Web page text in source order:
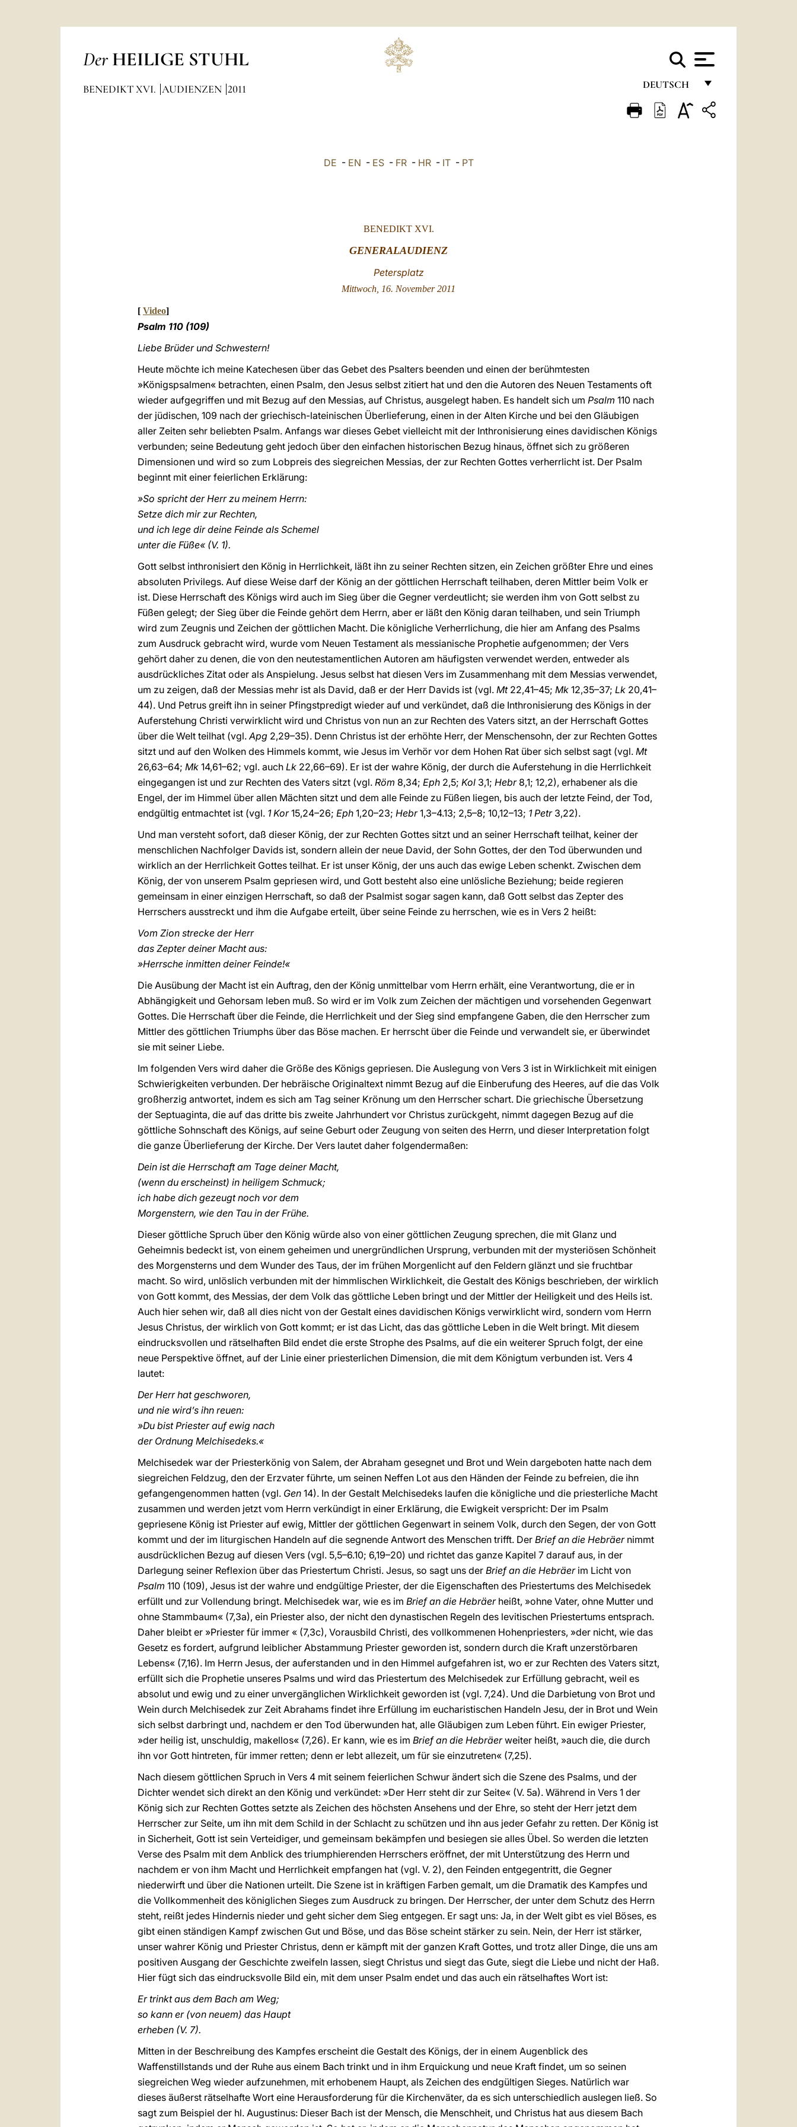
Der HEILIGE STUHL
DEUTSCH
FRANÇAIS
BENEDIKT XVI. AUDIENZEN 2011
DE - EN - ES- FR- HR- IT- PT
BENEDIKT XVI.
GENERALAUDIENZ
Petersplatz
Mittwoch, 16. November 2011
[ Video]
Psalm 110 (109)
Liebe Brüder und Schwestern!
Heute möchte ich meine Katechesen über das Gebet des Psalters beenden und einen der berühmtesten
»Königspsalmen« betrachten, einen Psalm, den Jesus selbst zitiert hat und den die Autoren des Neuen Testaments oft
wieder aufgegriffen und mit Bezug auf den Messias, auf Christus, ausgelegt haben. Es handelt sich um Psalm 110 nach
der jüdischen, 109 nach der griechisch-lateinischen Überlieferung, einen in der Alten Kirche und bei den Gläubigen
aller Zeiten sehr beliebten Psalm. Anfangs war dieses Gebet vielleicht mit der Inthronisierung eines davidischen Königs
verbunden; seine Bedeutung geht jedoch über den einfachen historischen Bezug hinaus, öffnet sich zu größeren
Dimensionen und wird so zum Lobpreis des siegreichen Messias, der zur Rechten Gottes verherrlicht ist. Der Psalm
beginnt mit einer feierlichen Erklärung:
»So spricht der Herr zu meinem Herrn:
Setze dich mir zur Rechten,
und ich lege dir deine Feinde als Schemel
unter die Füße« (V. 1).
Gott selbst inthronisiert den König in Herrlichkeit, läßt ihn zu seiner Rechten sitzen, ein Zeichen größter Ehre und eines
absoluten Privilegs. Auf diese Weise darf der König an der göttlichen Herrschaft teilhaben, deren Mittler beim Volk er
ist. Diese Herrschaft des Königs wird auch im Sieg über die Gegner verdeutlicht; sie werden ihm von Gott selbst zu
Füßen gelegt; der Sieg über die Feinde gehört dem Herrn, aber er läßt den König daran teilhaben, und sein Triumph
wird zum Zeugnis und Zeichen der göttlichen Macht. Die königliche Verherrlichung, die hier am Anfang des Psalms
zum Ausdruck gebracht wird, wurde vom Neuen Testament als messianische Prophetie aufgenommen; der Vers
gehört daher zu denen, die von den neutestamentlichen Autoren am häufigsten verwendet werden, entweder als
ausdrückliches Zitat oder als Anspielung. Jesus selbst hat diesen Vers im Zusammenhang mit dem Messias verwendet,
um zu zeigen, daß der Messias mehr ist als David, daß er der Herr Davids ist (vgl. Mt 22,41–45; Mk 12,35–37; Lk 20,41–
44). Und Petrus greift ihn in seiner Pfingstpredigt wieder auf und verkündet, daß die Inthronisierung des Königs in der
Auferstehung Christi verwirklicht wird und Christus von nun an zur Rechten des Vaters sitzt, an der Herrschaft Gottes
über die Welt teilhat (vgl.Apg 2,29–35). Denn Christus ist der erhöhte Herr, der Menschensohn, der zur Rechten Gottes
sitzt und auf den Wolken des Himmels kommt, wie Jesus im Verhör vor dem Hohen Rat über sich selbst sagt (vgl. Mt
26,63–64; Mk 14,61–62; vgl. auch Lk 22,66–69). Er ist der wahre König, der durch die Auferstehung in die Herrlichkeit
eingegangen ist und zur Rechten des Vaters sitzt (vgl. Röm 8,34; Eph 2,5; Kol 3,1; Hebr 8,1; 12,2), erhabener als die
Engel, der im Himmel über allen Mächten sitzt und dem alle Feinde zu Füßen liegen, bis auch der letzte Feind, der Tod,
endgültig entmachtet ist (vgl. 1 Kor15,24–26; Eph 1,20–23; Hebr1,3–4.13; 2,5–8; 10,12–13; 1 Petr 3,22).
Und man versteht sofort, daß dieser König, der zur Rechten Gottes sitzt und an seiner Herrschaft teilhat, keiner der
menschlichen Nachfolger Davids ist, sondern allein der neue David, der Sohn Gottes, der den Tod überwunden und
wirklich an der Herrlichkeit Gottes teilhat. Er ist unser König, der uns auch das ewige Leben schenkt. Zwischen dem
König, der von unserem Psalm gepriesen wird, und Gott besteht also eine unlösliche Beziehung; beide regieren
gemeinsam in einer einzigen Herrschaft, so daß der Psalmist sogar sagen kann, daß Gott selbst das Zepter des
Herrschers ausstreckt und ihm die Aufgabe erteilt, über seine Feinde zu herrschen, wie es in Vers 2 heißt:
Vom Zion strecke der Herr
das Zepter deiner Macht aus:
»Herrsche inmitten deiner Feinde!«
Die Ausübung der Macht ist ein Auftrag, den der König unmittelbar vom Herrn erhält, eine Verantwortung, die er in
Abhängigkeit und Gehorsam leben muß. So wird er im Volk zum Zeichen der mächtigen und vorsehenden Gegenwart
Gottes. Die Herrschaft über die Feinde, die Herrlichkeit und der Sieg sind empfangene Gaben, die den Herrscher zum
Mittler des göttlichen Triumphs über das Böse machen. Er herrscht über die Feinde und verwandelt sie, er überwindet
sie mit seiner Liebe.
Im folgenden Vers wird daher die Größe des Königs gepriesen. Die Auslegung von Vers 3 ist in Wirklichkeit mit einigen
Schwierigkeiten verbunden. Der hebräische Originaltext nimmt Bezug auf die Einberufung des Heeres, auf die das Volk
großherzig antwortet, indem es sich am Tag seiner Krönung um den Herrscher schart. Die griechische Übersetzung
der Septuaginta, die auf das dritte bis zweite Jahrhundert vor Christus zurückgeht, nimmt dagegen Bezug auf die
göttliche Sohnschaft des Königs, auf seine Geburt oder Zeugung von seiten des Herrn, und dieser Interpretation folgt
die ganze Überlieferung der Kirche. Der Vers lautet daher folgendermaßen:
Dein ist die Herrschaft am Tage deiner Macht,
(wenn du erscheinst) in heiligem Schmuck;
ich habe dich gezeugt noch vor dem
Morgenstern, wie den Tau in der Frühe.
Dieser göttliche Spruch über den König würde also von einer göttlichen Zeugung sprechen, die mit Glanz und
Geheimnis bedeckt ist, von einem geheimen und unergründlichen Ursprung, verbunden mit der mysteriösen Schönheit
des Morgensterns und dem Wunder des Taus, der im frühen Morgenlicht auf den Feldern glänzt und sie fruchtbar
macht. So wird, unlöslich verbunden mit der himmlischen Wirklichkeit, die Gestalt des Königs beschrieben, der wirklich
von Gott kommt, des Messias, der dem Volk das göttliche Leben bringt und der Mittler der Heiligkeit und des Heils ist.
Auch hier sehen wir, daß all dies nicht von der Gestalt eines davidischen Königs verwirklicht wird, sondern vom Herrn
Jesus Christus, der wirklich von Gott kommt; er ist das Licht, das das göttliche Leben in die Welt bringt. Mit diesem
eindrucksvollen und rätselhaften Bild endet die erste Strophe des Psalms, auf die ein weiterer Spruch folgt, der eine
neue Perspektive öffnet, auf der Linie einer priesterlichen Dimension, die mit dem Königtum verbunden ist. Vers 4
lautet:
Der Herr hat geschworen,
und nie wird’s ihn reuen:
»Du bist Priester auf ewig nach
der Ordnung Melchisedeks.«
Melchisedek war der Priesterkönig von Salem, der Abraham gesegnet und Brot und Wein dargeboten hatte nach dem
siegreichen Feldzug, den der Erzvater führte, um seinen Neffen Lot aus den Händen der Feinde zu befreien, die ihn
gefangengenommen hatten (vgl. Gen 14). In der Gestalt Melchisedeks laufen die königliche und die priesterliche Macht
zusammen und werden jetzt vom Herrn verkündigt in einer Erklärung, die Ewigkeit verspricht: Der im Psalm
gepriesene König ist Priester auf ewig, Mittler der göttlichen Gegenwart in seinem Volk, durch den Segen, der von Gott
kommt und der im liturgischen Handeln auf die segnende Antwort des Menschen trifft. Der Brief an die Hebräer nimmt
ausdrücklichen Bezug auf diesen Vers (vgl. 5,5–6.10; 6,19–20) und richtet das ganze Kapitel 7 darauf aus, in der
Darlegung seiner Reflexion über das Priestertum Christi. Jesus, so sagt uns der Brief an die Hebräer im Licht von
Psalm 110 (109), Jesus ist der wahre und endgültige Priester, der die Eigenschaften des Priestertums des Melchisedek
erfüllt und zur Vollendung bringt. Melchisedek war, wie es im Brief an die Hebräer heißt, »ohne Vater, ohne Mutter und
ohne Stammbaum« (7,3a), ein Priester also, der nicht den dynastischen Regeln des levitischen Priestertums entsprach.
Daher bleibt er »Priester für immer « (7,3c), Vorausbild Christi, des vollkommenen Hohenpriesters, »der nicht, wie das
Gesetz es fordert, aufgrund leiblicher Abstammung Priester geworden ist, sondern durch die Kraft unzerstörbaren
Lebens« (7,16). Im Herrn Jesus, der auferstanden und in den Himmel aufgefahren ist, wo er zur Rechten des Vaters sitzt,
erfüllt sich die Prophetie unseres Psalms und wird das Priestertum des Melchisedek zur Erfüllung gebracht, weil es
absolut und ewig und zu einer unvergänglichen Wirklichkeit geworden ist (vgl. 7,24). Und die Darbietung von Brot und
Wein durch Melchisedek zur Zeit Abrahams findet ihre Erfüllung im eucharistischen Handeln Jesu, der in Brot und Wein
sich selbst darbringt und, nachdem er den Tod überwunden hat, alle Gläubigen zum Leben führt. Ein ewiger Priester,
»der heilig ist, unschuldig, makellos« (7,26). Er kann, wie es im Brief an die Hebräerweiter heißt, »auch die, die durch
ihn vor Gott hintreten, für immer retten; denn er lebt allezeit, um für sie einzutreten« (7,25).
Nach diesem göttlichen Spruch in Vers 4 mit seinem feierlichen Schwur ändert sich die Szene des Psalms, und der
Dichter wendet sich direkt an den König und verkündet: »Der Herr steht dir zur Seite« (V. 5a). Während in Vers 1 der
König sich zur Rechten Gottes setzte als Zeichen des höchsten Ansehens und der Ehre, so steht der Herr jetzt dem
Herrscher zur Seite, um ihn mit dem Schild in der Schlacht zu schützen und ihn aus jeder Gefahr zu retten. Der König ist
in Sicherheit, Gott ist sein Verteidiger, und gemeinsam bekämpfen und besiegen sie alles Übel. So werden die letzten
Verse des Psalm mit dem Anblick des triumphierenden Herrschers eröffnet, der mit Unterstützung des Herrn und
nachdem er von ihm Macht und Herrlichkeit empfangen hat (vgl. V. 2), den Feinden entgegentritt, die Gegner
niederwirft und über die Nationen urteilt. Die Szene ist in kräftigen Farben gemalt, um die Dramatik des Kampfes und
die Vollkommenheit des königlichen Sieges zum Ausdruck zu bringen. Der Herrscher, der unter dem Schutz des Herrn
steht, reißt jedes Hindernis nieder und geht sicher dem Sieg entgegen. Er sagt uns: Ja, in der Welt gibt es viel Böses, es
gibt einen ständigen Kampf zwischen Gut und Böse, und das Böse scheint stärker zu sein. Nein, der Herr ist stärker,
unser wahrer König und Priester Christus, denn er kämpft mit der ganzen Kraft Gottes, und trotz aller Dinge, die uns am
positiven Ausgang der Geschichte zweifeln lassen, siegt Christus und siegt das Gute, siegt die Liebe und nicht der Haß.
Hier fügt sich das eindrucksvolle Bild ein, mit dem unser Psalm endet und das auch ein rätselhaftes Wort ist:
Er trinkt aus dem Bach am Weg;
so kann er (von neuem) das Haupt
erheben (V. 7).
Mitten in der Beschreibung des Kampfes erscheint die Gestalt des Königs, der in einem Augenblick des
Waffenstillstands und der Ruhe aus einem Bach trinkt und in ihm Erquickung und neue Kraft findet, um so seinen
siegreichen Weg wieder aufzunehmen, mit erhobenem Haupt, als Zeichen des endgültigen Sieges. Natürlich war
dieses äußerst rätselhafte Wort eine Herausforderung für die Kirchenväter, da es sich unterschiedlich auslegen ließ. So
sagt zum Beispiel der hl. Augustinus: Dieser Bach ist der Mensch, die Menschheit, und Christus hat aus diesem Bach